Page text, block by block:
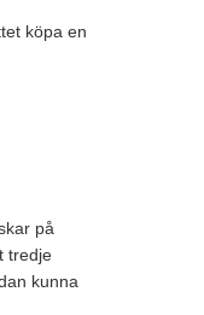
köpa en
på
tredje
kunna